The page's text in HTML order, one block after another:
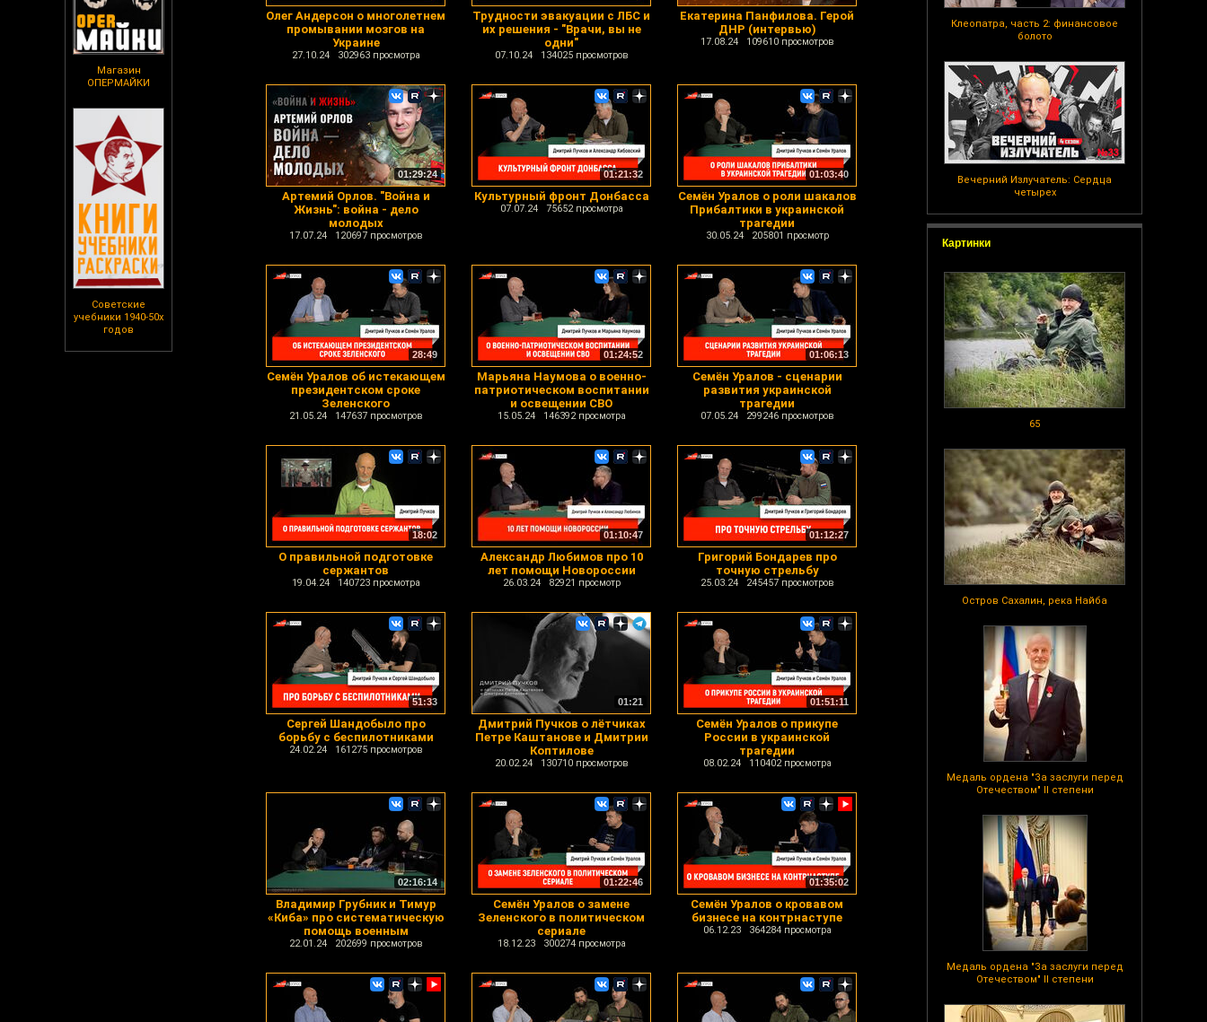
Магазин
ОПЕРМАЙКИ
Советские
учебники 1940-50х
годов
Клеопатра, часть 2: финансовое
болото
Вечерний Излучатель: Сердца
четырех
Картинки
65
Остров Сахалин, река Найба
Медаль ордена "За заслуги перед
Отечеством" II степени
Медаль ордена "За заслуги перед
Отечеством" II степени
Олег Андерсон о многолетнем
промывании мозгов на
Украине
27.10.24 302963 просмотра
Трудности эвакуации с ЛБС и
их решения - "Врачи, вы не
одни"
07.10.24 134025 просмотров
Екатерина Панфилова. Герой
ДНР (интервью)
17.08.24 109610 просмотров
01:29:24
Артемий Орлов. "Война и
Жизнь": война - дело
молодых
17.07.24 120697 просмотров
01:21:32
Культурный фронт Донбасса
07.07.24 75652 просмотра
01:03:40
Семён Уралов о роли шакалов
Прибалтики в украинской
трагедии
30.05.24 205801 просмотр
28:49
Семён Уралов об истекающем
президентском сроке
Зеленского
21.05.24 147637 просмотров
01:24:52
Марьяна Наумова о военно-
патриотическом воспитании
и освещении СВО
15.05.24 146392 просмотра
01:06:13
Семён Уралов - сценарии
развития украинской
трагедии
07.05.24 299246 просмотров
18:02
О правильной подготовке
сержантов
19.04.24 140723 просмотра
01:10:47
Александр Любимов про 10
лет помощи Новороссии
26.03.24 82921 просмотр
01:12:27
Григорий Бондарев про
точную стрельбу
25.03.24 245457 просмотров
51:33
Сергей Шандобыло про
борьбу с беспилотниками
24.02.24 161275 просмотров
01:21
Дмитрий Пучков о лётчиках
Петре Каштанове и Дмитрии
Коптилове
20.02.24 130710 просмотров
01:51:11
Семён Уралов о прикупе
России в украинской
трагедии
08.02.24 110402 просмотра
02:16:14
Владимир Грубник и Тимур
«Киба» про систематическую
помощь военным
22.01.24 202699 просмотров
01:22:46
Семён Уралов о замене
Зеленского в политическом
сериале
18.12.23 300274 просмотра
01:35:02
Семён Уралов о кровавом
бизнесе на контрнаступе
06.12.23 364284 просмотра